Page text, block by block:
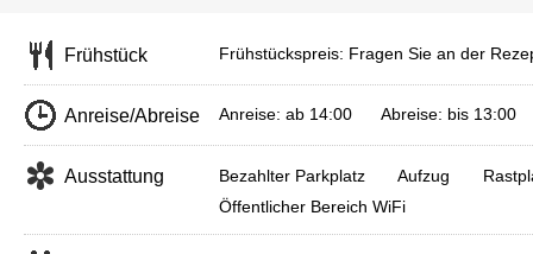
Frühstück Frühstückspreis: Fragen Sie an der
Anreise/Abreise Anreise: ab 14:00 Abreise: bis 13:00
Ausstattung Bezahlter Parkplatz Aufzug
Öffentlicher Bereich WiFi